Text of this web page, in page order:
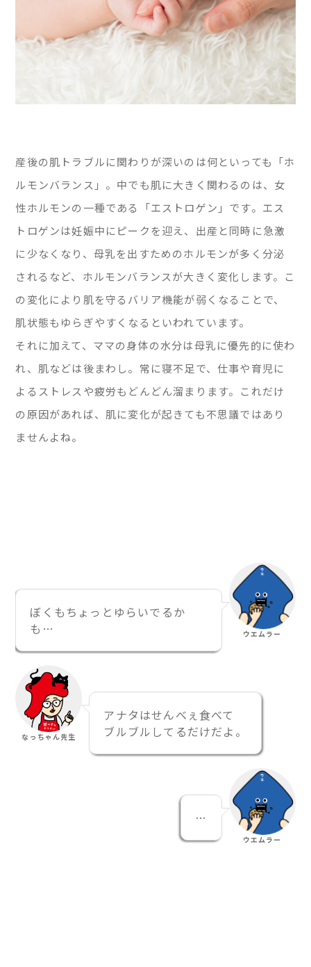
産後の肌トラブルに関わりが深いのは何といっても「ホ
ルモンバランス」。中でも肌に大きく関わるのは、女
性ホルモンの一種である「エストロゲン」です。エス
トロゲンは妊娠中にピークを迎え、出産と同時に急激
に少なくなり、母乳を出すためのホルモンが多く分泌
されるなど、ホルモンバランスが大きく変化します。こ
の変化により肌を守るバリア機能が弱くなることで、
肌状態もゆらぎやすくなるといわれています。
それに加えて、ママの身体の水分は母乳に優先的に使わ
れ、肌などは後まわし。常に寝不足で、仕事や育児に
よるストレスや疲労もどんどん溜まります。これだけ
の原因があれば、肌に変化が起きても不思議ではあり
ませんよね。
ぼくもちょっとゆらいでるか
も…
ウエムラー
なっちゃん先生
アナタはせんべぇ食べて
ブルブルしてるだけだよ。
…
ウエムラー